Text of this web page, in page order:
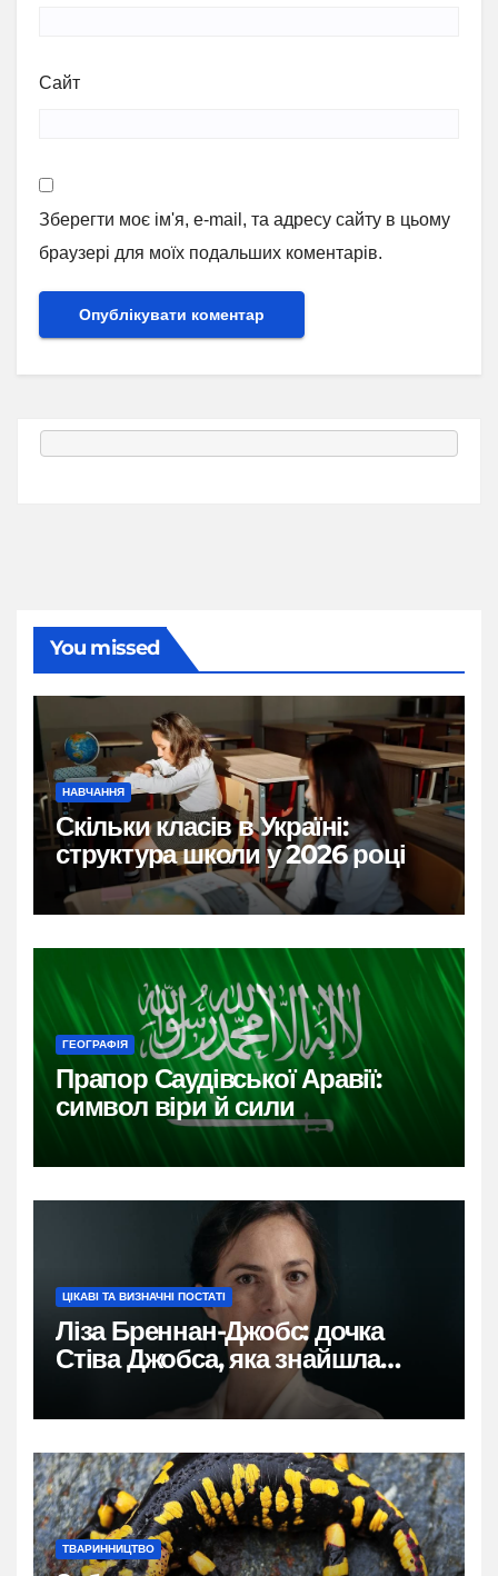
Сайт
Зберегти моє ім'я, e-mail, та адресу сайту в цьому
браузері для моїх подальших коментарів.
You missed
НАВЧАННЯ
Скільки класів в Україні:
структура школи у 2026 році
ГЕОГРАФІЯ
Прапор Саудівської Аравії:
символ віри й сили
ЦІКАВІ ТА ВИЗНАЧНІ ПОСТАТІ
Ліза Бреннан-Джобс: дочка
Стіва Джобса, яка знайшла
власний голос
ТВАРИННИЦТВО